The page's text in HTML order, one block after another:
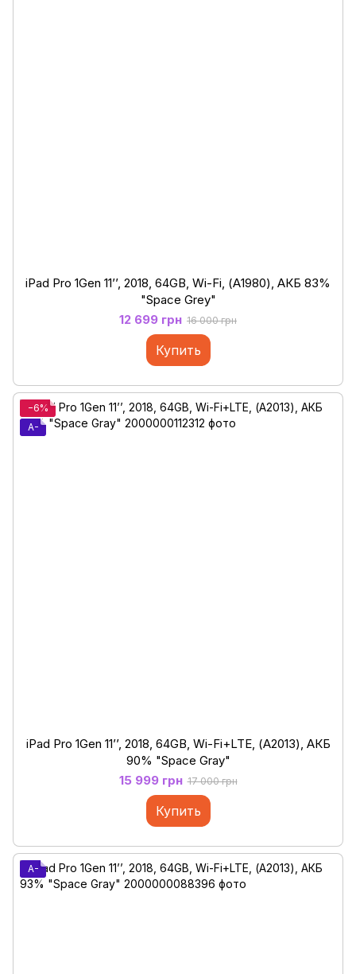
iPad Pro 1Gen 11’’, 2018, 64GB, Wi-Fi, (А1980), АКБ 83%
"Space Grey"
12 699 грн 16 000 грн
Купить
−6%
A-
iPad Pro 1Gen 11’’, 2018, 64GB, Wi-Fi+LTE, (А2013), АКБ
90% "Space Gray"
15 999 грн 17 000 грн
Купить
A-